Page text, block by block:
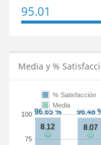
95.01
Media y %
75
100
% Satisfacción
Media